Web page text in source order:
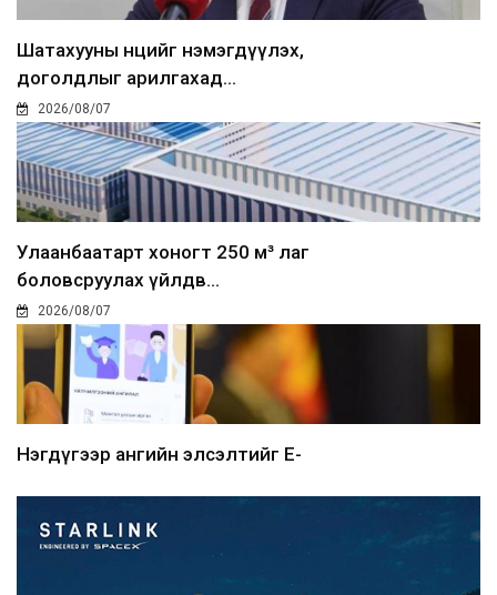
Шатахууны нөөцийг нэмэгдүүлэх,
доголдлыг арилгахад...
2026/08/07
Улаанбаатарт хоногт 250 м³ лаг
боловсруулах үйлдв...
2026/08/07
Нэгдүгээр ангийн элсэлтийг E-